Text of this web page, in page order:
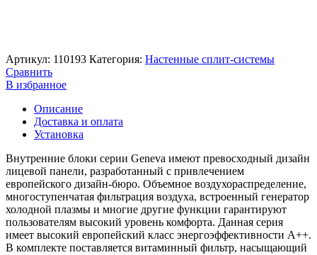
Артикул: 110193 Категория: Настенные сплит-системы
Сравнить
В избранное
Описание
Доставка и оплата
Установка
Внутренние блоки серии Geneva имеют превосходный дизайн
лицевой панели, разработанный с привлечением
европейского дизайн-бюро. Объемное воздухораспределение,
многоступенчатая фильтрация воздуха, встроенный генератор
холодной плазмы и многие другие функции гарантируют
пользователям высокий уровень комфорта. Данная серия
имеет высокий европейский класс энергоэффективности А++.
В комплекте поставляется витаминный фильтр, насыщающий